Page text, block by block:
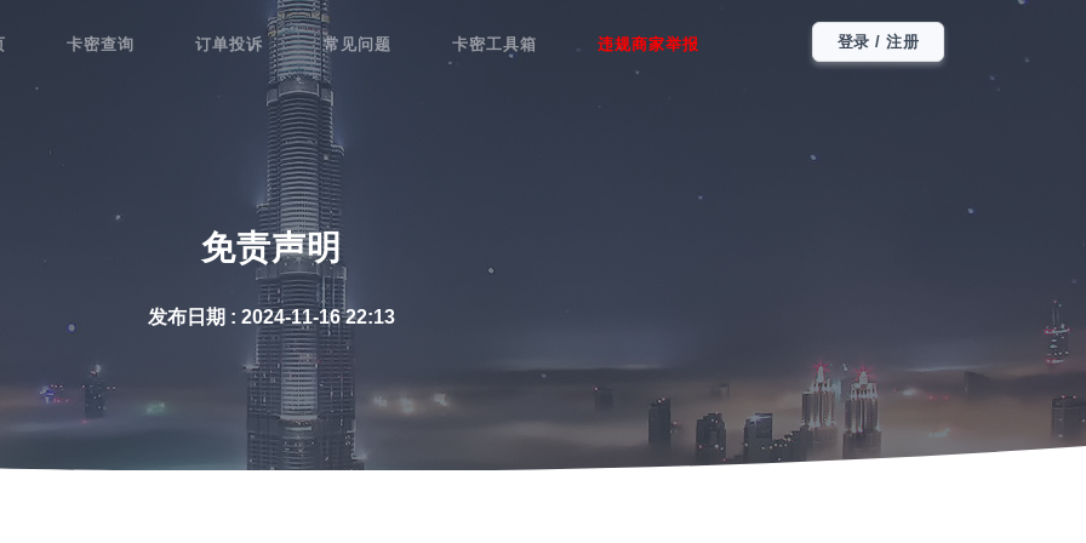
登录 / 注册
卡密查询 订单投诉 常见问题 卡密工具箱 违规商家举报
免责声明
发布日期 : 2024-11-16 22:13